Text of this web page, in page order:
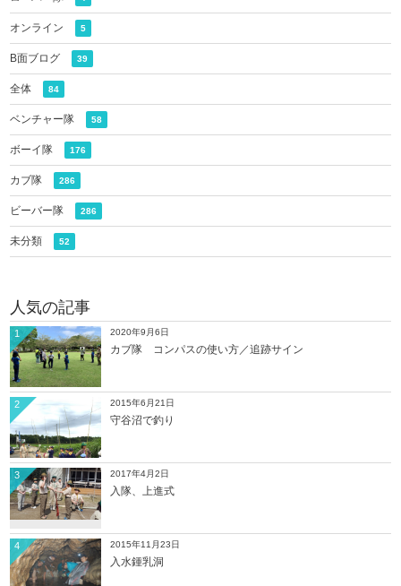
オンライン 5
B面ブログ 39
全体 84
ベンチャー隊 58
ボーイ隊 176
カブ隊 286
ビーバー隊 286
未分類 52
人気の記事
2020年9月6日
カブ隊 コンパスの使い方／追跡サイン
1
2015年6月21日
守谷沼で釣り
2
2017年4月2日
入隊、上進式
3
2015年11月23日
入水鍾乳洞
4